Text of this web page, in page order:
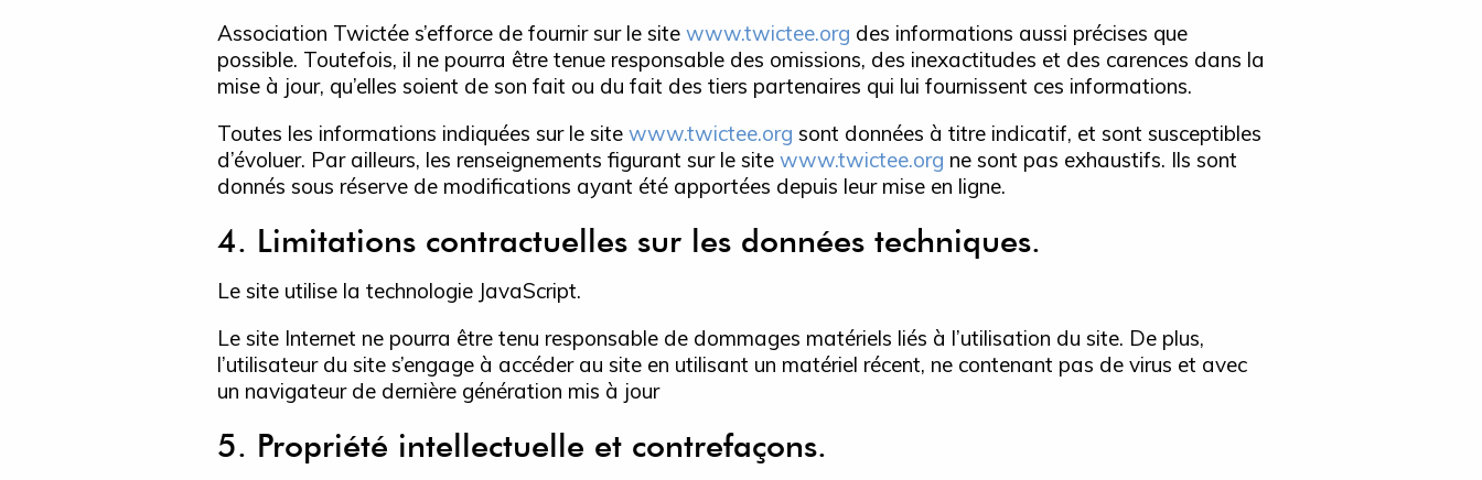
Association Twictée s’efforce de fournir sur le site www.twictee.org des informations aussi précises que
possible. Toutefois, il ne pourra être tenue responsable des omissions, des inexactitudes et des carences dans la
mise à jour, qu’elles soient de son fait ou du fait des tiers partenaires qui lui fournissent ces informations.
Toutes les informations indiquées sur le site www.twictee.org sont données à titre indicatif, et sont susceptibles
d’évoluer. Par ailleurs, les renseignements figurant sur le site www.twictee.org ne sont pas exhaustifs. Ils sont
donnés sous réserve de modifications ayant été apportées depuis leur mise en ligne.
4. Limitations contractuelles sur les données techniques.
Le site utilise la technologie JavaScript.
Le site Internet ne pourra être tenu responsable de dommages matériels liés à l’utilisation du site. De plus,
l’utilisateur du site s’engage à accéder au site en utilisant un matériel récent, ne contenant pas de virus et avec
un navigateur de dernière génération mis à jour
5. Propriété intellectuelle et contrefaçons.